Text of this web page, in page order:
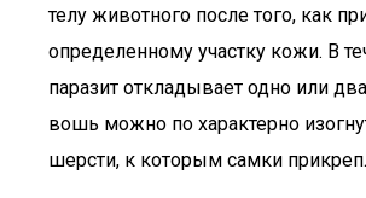
телу животного после того, как
определенному участку кожи. В
паразит откладывает одно или
вошь можно по характерно
шерсти, к которым самки